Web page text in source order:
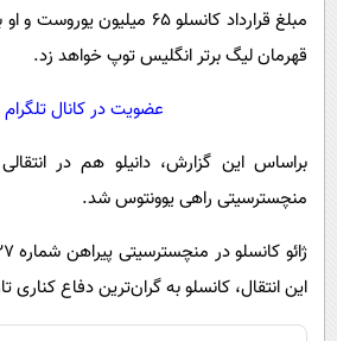
حیات وحش
مبلغ قرارداد کانسلو 65
قهرمان لیگ برتر انگلیس توپ خواهد زد.
عضویت در کانال تلگرام
منچسترسیتی راهی یوونتوس شد.
این انتقال، کانسلو به گران‌ترین دفاع کناری